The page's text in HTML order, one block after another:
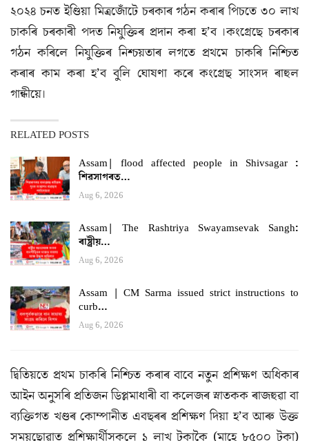
২০২৪ চনত ইণ্ডিয়া মিত্ৰজোঁটে চৰকাৰ গঠন কৰাৰ পিচতে ৩০ লাখ
চাকৰি চৰকাৰী পদত নিযুক্তিৰ প্ৰদান কৰা হ’ব ।কংগ্ৰেছে চৰকাৰ
গঠন কৰিলে নিযুক্তিৰ নিশ্চয়তাৰ লগতে প্ৰথমে চাকৰি নিশ্চিত
কৰাৰ কাম কৰা হ’ব বুলি ঘোষণা কৰে কংগ্ৰেছ সাংসদ ৰাহুল
গান্ধীয়ে।
RELATED POSTS
Assam| flood affected people in Shivsagar :
শিৱসাগৰত…
Aug 6, 2026
Assam| The Rashtriya Swayamsevak Sangh:
ৰাষ্ট্ৰীয়…
Aug 6, 2026
Assam | CM Sarma issued strict instructions to
curb…
Aug 6, 2026
দ্বিতিয়তে প্ৰথম চাকৰি নিশ্চিত কৰাৰ বাবে নতুন প্ৰশিক্ষণ অধিকাৰ
আইন অনুসৰি প্ৰতিজন ডিপ্লমাধাৰী বা কলেজৰ স্নাতকক ৰাজহুৱা বা
ব্যক্তিগত খণ্ডৰ কোম্পানীত এবছৰৰ প্ৰশিক্ষণ দিয়া হ’ব আৰু উক্ত
সময়ছোৱাত প্ৰশিক্ষাৰ্থীসকলে ১ লাখ টকাকৈ (মাহে ৮৫০০ টকা)